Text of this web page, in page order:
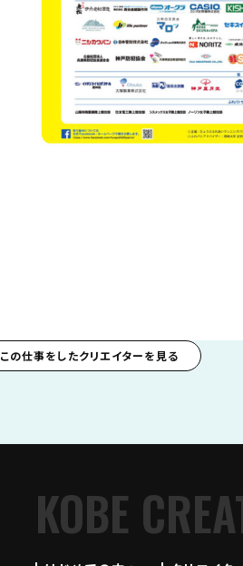
この仕事をしたクリエイターを見る
KOBE